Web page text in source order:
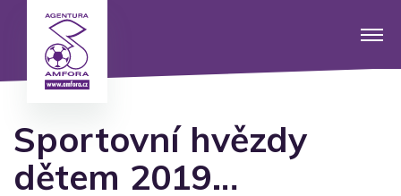
Sportovní hvězdy
dětem 2019…